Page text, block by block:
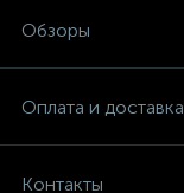
Обзоры
Оплата и доставка
Контакты